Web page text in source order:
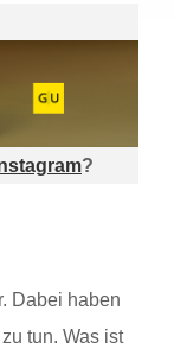
?
Dabei haben
tun. Was ist